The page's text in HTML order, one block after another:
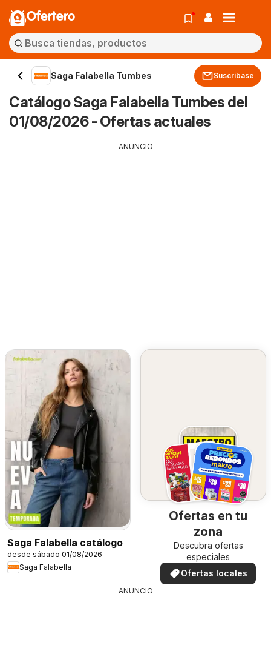
Ofertero
Saga Falabella Tumbes Suscríbase
Catálogo Saga Falabella Tumbes del
01/08/2026 - Ofertas actuales
ANUNCIO
Saga Falabella catálogo
desde sábado 01/08/2026
Saga Falabella
Ofertas en tu
zona
Descubra ofertas
especiales
Ofertas locales
ANUNCIO